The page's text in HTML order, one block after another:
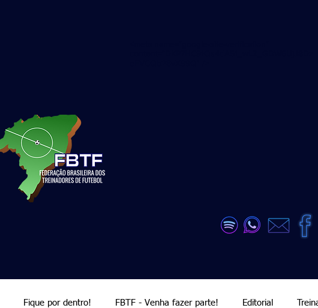
Fique por dentro! FBTF - Venha fazer parte! Editorial